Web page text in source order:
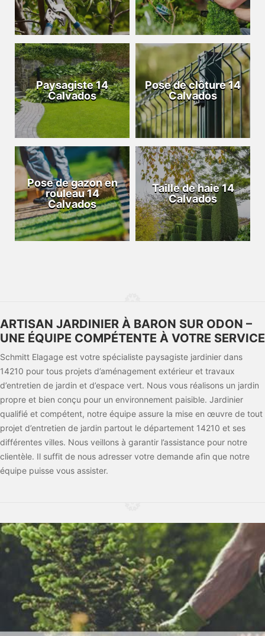
Paysagiste 14
Calvados
Pose de clôture 14
Calvados
Pose de gazon en
rouleau 14
Calvados
Taille de haie 14
Calvados
ARTISAN JARDINIER À BARON SUR ODON –
UNE ÉQUIPE COMPÉTENTE À VOTRE SERVICE
Schmitt Elagage est votre spécialiste paysagiste jardinier dans
14210 pour tous projets d’aménagement extérieur et travaux
d’entretien de jardin et d’espace vert. Nous vous réalisons un jardin
propre et bien conçu pour un environnement paisible. Jardinier
qualifié et compétent, notre équipe assure la mise en œuvre de tout
projet d’entretien de jardin partout le département 14210 et ses
différentes villes. Nous veillons à garantir l’assistance pour notre
clientèle. Il suffit de nous adresser votre demande afin que notre
équipe puisse vous assister.